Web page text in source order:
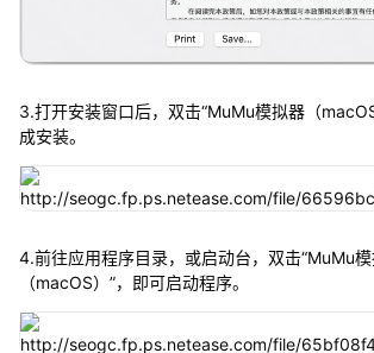
3.打开安装窗口后，双击“MuMu模拟器（
成安装。
4.前往应用程序目录，或启动台，双击“MuMu
（macOS）”，即可启动程序。